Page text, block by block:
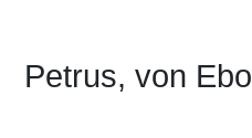
Petrus, von